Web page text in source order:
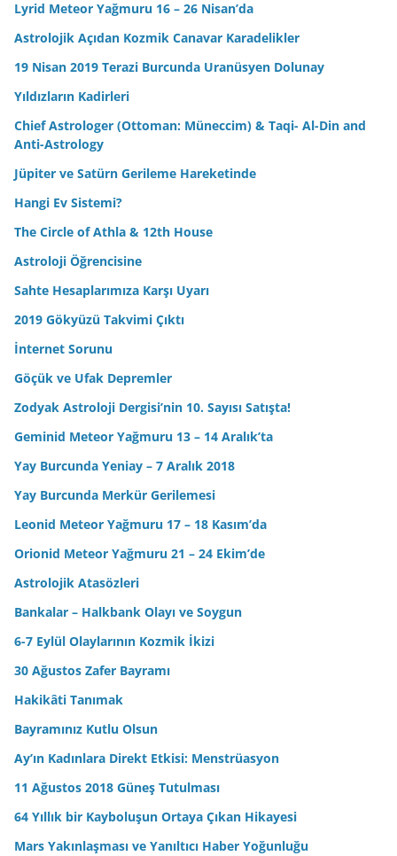
Lyrid Meteor Yağmuru 16 – 26 Nisan’da
Astrolojik Açıdan Kozmik Canavar Karadelikler
19 Nisan 2019 Terazi Burcunda Uranüsyen Dolunay
Yıldızların Kadirleri
Chief Astrologer (Ottoman: Müneccim) & Taqi- Al-Din and
Anti-Astrology
Jüpiter ve Satürn Gerileme Hareketinde
Hangi Ev Sistemi?
The Circle of Athla & 12th House
Astroloji Öğrencisine
Sahte Hesaplarımıza Karşı Uyarı
2019 Gökyüzü Takvimi Çıktı
İnternet Sorunu
Göçük ve Ufak Depremler
Zodyak Astroloji Dergisi’nin 10. Sayısı Satışta!
Geminid Meteor Yağmuru 13 – 14 Aralık’ta
Yay Burcunda Yeniay – 7 Aralık 2018
Yay Burcunda Merkür Gerilemesi
Leonid Meteor Yağmuru 17 – 18 Kasım’da
Orionid Meteor Yağmuru 21 – 24 Ekim’de
Astrolojik Atasözleri
Bankalar – Halkbank Olayı ve Soygun
6-7 Eylül Olaylarının Kozmik İkizi
30 Ağustos Zafer Bayramı
Hakikâti Tanımak
Bayramınız Kutlu Olsun
Ay’ın Kadınlara Direkt Etkisi: Menstrüasyon
11 Ağustos 2018 Güneş Tutulması
64 Yıllık bir Kayboluşun Ortaya Çıkan Hikayesi
Mars Yakınlaşması ve Yanıltıcı Haber Yoğunluğu